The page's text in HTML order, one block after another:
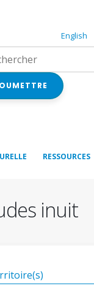
English
RESSOURCES
inuit